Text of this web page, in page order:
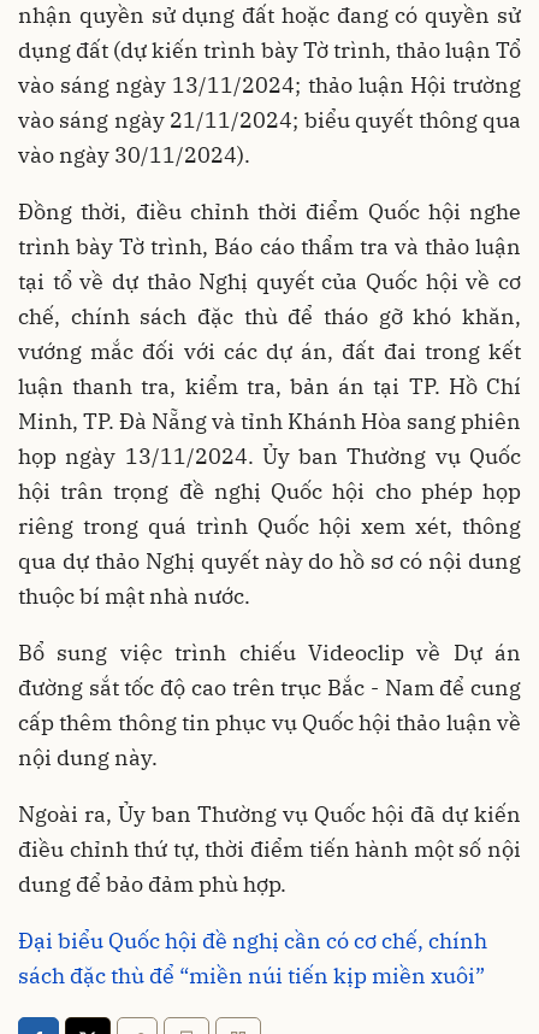
nhận quyền sử dụng đất hoặc đang có quyền sử
dụng đất (dự kiến trình bày Tờ trình, thảo luận Tổ
vào sáng ngày 13/11/2024; thảo luận Hội trường
vào sáng ngày 21/11/2024; biểu quyết thông qua
vào ngày 30/11/2024).
Đồng thời, điều chỉnh thời điểm Quốc hội nghe
trình bày Tờ trình, Báo cáo thẩm tra và thảo luận
tại tổ về dự thảo Nghị quyết của Quốc hội về cơ
chế, chính sách đặc thù để tháo gỡ khó khăn,
vướng mắc đối với các dự án, đất đai trong kết
luận thanh tra, kiểm tra, bản án tại TP. Hồ Chí
Minh, TP. Đà Nẵng và tỉnh Khánh Hòa sang phiên
họp ngày 13/11/2024. Ủy ban Thường vụ Quốc
hội trân trọng đề nghị Quốc hội cho phép họp
riêng trong quá trình Quốc hội xem xét, thông
qua dự thảo Nghị quyết này do hồ sơ có nội dung
thuộc bí mật nhà nước.
Bổ sung việc trình chiếu Videoclip về Dự án
đường sắt tốc độ cao trên trục Bắc - Nam để cung
cấp thêm thông tin phục vụ Quốc hội thảo luận về
nội dung này.
Ngoài ra, Ủy ban Thường vụ Quốc hội đã dự kiến
điều chỉnh thứ tự, thời điểm tiến hành một số nội
dung để bảo đảm phù hợp.
Đại biểu Quốc hội đề nghị cần có cơ chế, chính
sách đặc thù để “miền núi tiến kịp miền xuôi”